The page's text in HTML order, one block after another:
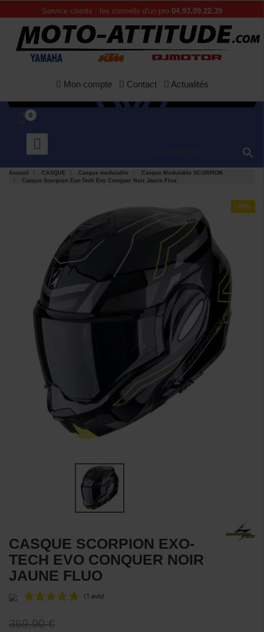
Service clients : les conseils d'un pro 04.93.09.22.39
Mon compte Contact Actualités
0

Accueil CASQUE Casque modulable
Casque Modulable SCORPION
Casque Scorpion Exo-Tech Evo Conquer Noir Jaune Fluo
-30%
CASQUE SCORPION EXO-
TECH EVO CONQUER NOIR
JAUNE FLUO
369,90 €